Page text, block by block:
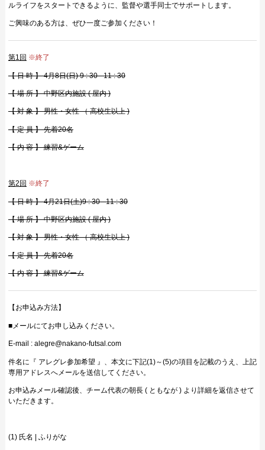
ルライフをスタートできるように、監督や選手同士でサポートします。
ご興味のある方は、ぜひ一度ご参加ください！
第1回 ※終了
【 日 時 】 4月8日(日) 9 : 30 - 11 : 30
【 場 所 】 中野区内施設 ( 屋内 )
【 対 象 】 男性・女性 （ 高校生以上 )
【 定 員 】 先着20名
【 内 容 】 練習&ゲーム
第2回 ※終了
【 日 時 】 4月21日(土)9 : 30 - 11 : 30
【 場 所 】 中野区内施設 ( 屋内 )
【 対 象 】 男性・女性 （ 高校生以上 )
【 定 員 】 先着20名
【 内 容 】 練習&ゲーム
【お申込み方法】
■メールにてお申し込みください。
E-mail : alegre@nakano-futsal.com
件名に『 アレグレ参加希望 』、本文に下記(1)～(5)の項目を記載のうえ、上記
専用アドレスへメールを送信してください。
お申込みメール確認後、チーム代表の朝長 ( ともなが ) より詳細を返信させて
いただきます。
(1) 氏名 | ふりがな